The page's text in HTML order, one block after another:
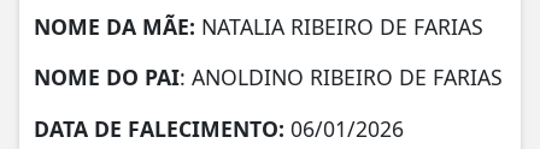
NOME DA MÃE: NATALIA RIBEIRO DE FARIAS
NOME DO PAI: ANOLDINO RIBEIRO DE FARIAS
DATA DE FALECIMENTO: 06/01/2026